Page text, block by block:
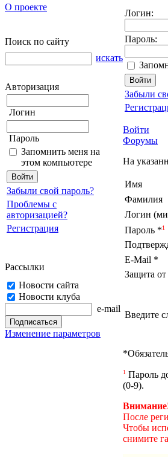
О проекте
Поиск по сайту
искать
Авторизация
Логин
Пароль
Запомнить меня на
этом компьютере
Забыли свой пароль?
Проблемы с
авторизацией?
Регистрация
Рассылки
Новости сайта
Новости клуба
e-mail
Изменение параметров
Логин:
Пароль:
Забыли
Войти
Форумы
На
Имя
Фамилия
Логин
Пароль *1
E-Mail *
Защита от
Введите
*
1 Пароль
(0-9).
После
Чтобы
снимите